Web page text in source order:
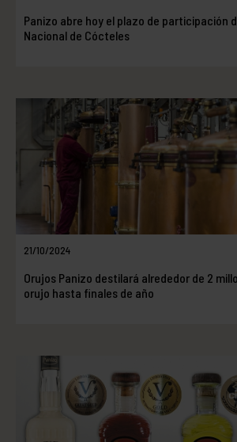
Panizo abre hoy el plazo de participación
Nacional de Cócteles
21/10/2024
Orujos Panizo destilará alrededor de 2
orujo hasta finales de año